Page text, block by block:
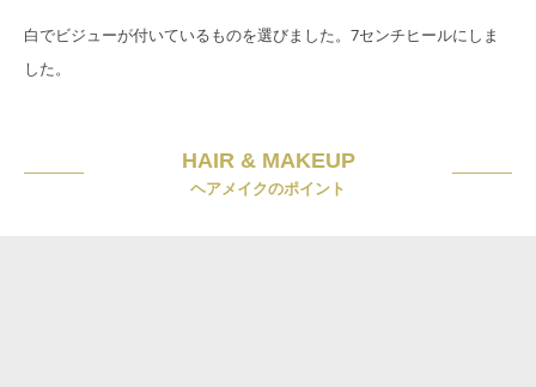
白でビジューが付いているものを選びました。7センチヒールにしま
した。
HAIR & MAKEUP
ヘアメイクのポイント